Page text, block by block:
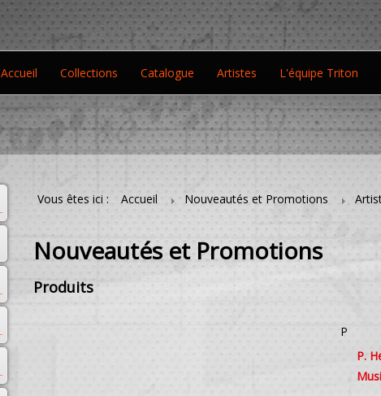
Accueil Collections Catalogue Artistes L'équipe Triton
Vous êtes ici : Accueil Nouveautés et Promotions
Nouveautés et Promotions
Produits
P
P.